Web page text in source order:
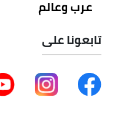
عرب وعالم
تابعونا على